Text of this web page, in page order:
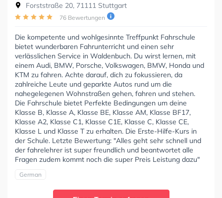
Forststraße 20, 71111 Stuttgart
76 Bewertungen
Die kompetente und wohlgesinnte Treffpunkt Fahrschule
bietet wunderbaren Fahrunterricht und einen sehr
verlässlichen Service in Waldenbuch. Du wirst lernen, mit
einem Audi, BMW, Porsche, Volkswagen, BMW, Honda und
KTM zu fahren. Achte darauf, dich zu fokussieren, da
zahlreiche Leute und geparkte Autos rund um die
nahegelegenen Wohnstraßen gehen, fahren und stehen.
Die Fahrschule bietet Perfekte Bedingungen um deine
Klasse B, Klasse A, Klasse BE, Klasse AM, Klasse BF17,
Klasse A2, Klasse C1, Klasse C1E, Klasse C, Klasse CE,
Klasse L und Klasse T zu erhalten. Die Erste-Hilfe-Kurs in
der Schule. Letzte Bewertung: "Alles geht sehr schnell und
der fahrelehrer ist super freundlich und beantwortet alle
Fragen zudem kommt noch die super Preis Leistung dazu"
German